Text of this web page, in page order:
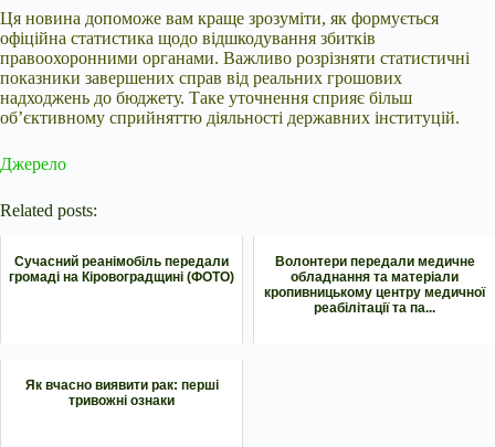
Ця новина допоможе вам краще зрозуміти, як формується
офіційна статистика щодо відшкодування збитків
правоохоронними органами. Важливо розрізняти статистичні
показники завершених справ від реальних грошових
надходжень до бюджету. Таке уточнення сприяє більш
об’єктивному сприйняттю діяльності державних інституцій.
Джерело
Related posts:
Сучасний реанімобіль передали
громаді на Кіровоградщині (ФОТО)
Волонтери передали медичне
обладнання та матеріали
кропивницькому центру медичної
реабілітації та па...
Як вчасно виявити рак: перші
тривожні ознаки